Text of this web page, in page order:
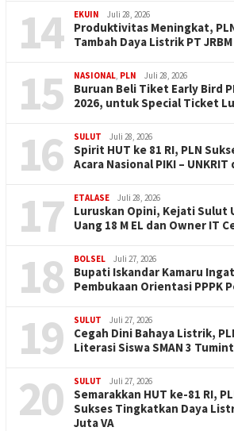
14 EKUIN Juli 28, 2026
Produktivitas Meningkat,
Tambah Daya Listrik PT
15 NASIONAL, PLN Juli 28, 2026
Buruan Beli Tiket Early Bird
2026, untuk Special Ticket
16 SULUT Juli 28, 2026
Spirit HUT ke 81 RI, PLN
Acara Nasional PIKI –
17 ETALASE Juli 28, 2026
Luruskan Opini, Kejati Sulut
Uang 18 M EL dan Owner IT
18 BOLSEL Juli 27, 2026
Bupati Iskandar Kamaru
Pembukaan Orientasi PPPK
19 SULUT Juli 27, 2026
Cegah Dini Bahaya Listrik,
Literasi Siswa SMAN 3
20 SULUT Juli 27, 2026
Semarakkan HUT ke-81 RI,
Sukses Tingkatkan Daya
Juta VA